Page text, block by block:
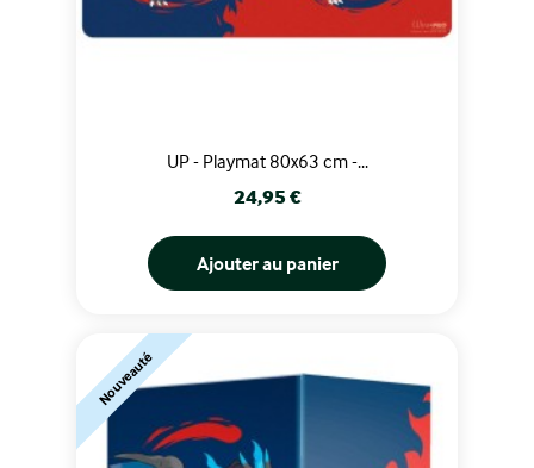
UP - Playmat 80x63 cm -...
Prix
24,95 €
Ajouter au panier
Nouveauté